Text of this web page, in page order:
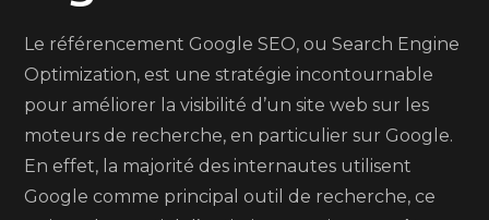
Le référencement Google SEO, ou Search Engine
Optimization, est une stratégie incontournable
pour améliorer la visibilité d’un site web sur les
moteurs de recherche, en particulier sur Google.
En effet, la majorité des internautes utilisent
Google comme principal outil de recherche, ce